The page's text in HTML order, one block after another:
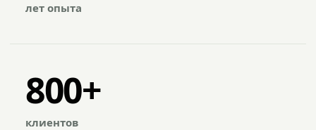
лет опыта
800+
клиентов